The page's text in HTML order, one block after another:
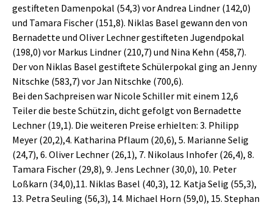
gestifteten Damenpokal (54,3) vor Andrea Lindner (142,0)
und Tamara Fischer (151,8). Niklas Basel gewann den von
Bernadette und Oliver Lechner gestifteten Jugendpokal
(198,0) vor Markus Lindner (210,7) und Nina Kehn (458,7).
Der von Niklas Basel gestiftete Schülerpokal ging an Jenny
Nitschke (583,7) vor Jan Nitschke (700,6).
Bei den Sachpreisen war Nicole Schiller mit einem 12,6
Teiler die beste Schützin, dicht gefolgt von Bernadette
Lechner (19,1). Die weiteren Preise erhielten: 3. Philipp
Meyer (20,2),4. Katharina Pflaum (20,6), 5. Marianne Selig
(24,7), 6. Oliver Lechner (26,1), 7. Nikolaus Inhofer (26,4), 8.
Tamara Fischer (29,8), 9. Jens Lechner (30,0), 10. Peter
Loßkarn (34,0),11. Niklas Basel (40,3), 12. Katja Selig (55,3),
13. Petra Seuling (56,3), 14. Michael Horn (59,0), 15. Stephan